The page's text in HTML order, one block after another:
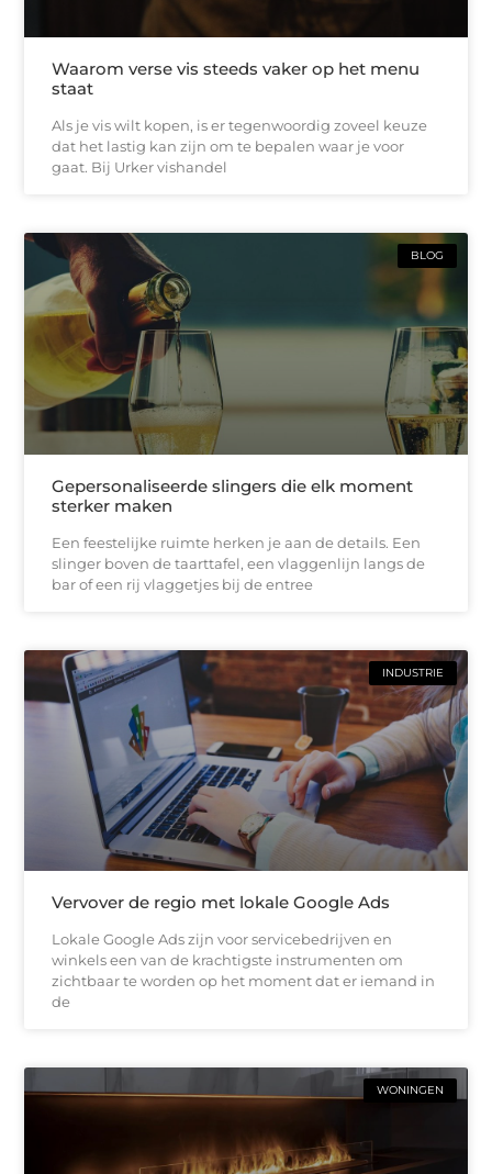
Waarom verse vis steeds vaker op het menu
staat
Als je vis wilt kopen, is er tegenwoordig zoveel keuze
dat het lastig kan zijn om te bepalen waar je voor
gaat. Bij Urker vishandel
BLOG
Gepersonaliseerde slingers die elk moment
sterker maken
Een feestelijke ruimte herken je aan de details. Een
slinger boven de taarttafel, een vlaggenlijn langs de
bar of een rij vlaggetjes bij de entree
INDUSTRIE
Vervover de regio met lokale Google Ads
Lokale Google Ads zijn voor servicebedrijven en
winkels een van de krachtigste instrumenten om
zichtbaar te worden op het moment dat er iemand in
de
WONINGEN